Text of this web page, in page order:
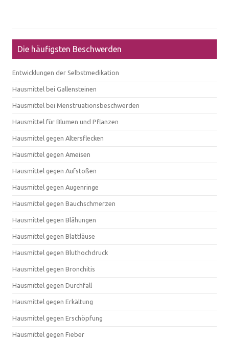
Die häufigsten Beschwerden
Entwicklungen der Selbstmedikation
Hausmittel bei Gallensteinen
Hausmittel bei Menstruationsbeschwerden
Hausmittel für Blumen und Pflanzen
Hausmittel gegen Altersflecken
Hausmittel gegen Ameisen
Hausmittel gegen Aufstoßen
Hausmittel gegen Augenringe
Hausmittel gegen Bauchschmerzen
Hausmittel gegen Blähungen
Hausmittel gegen Blattläuse
Hausmittel gegen Bluthochdruck
Hausmittel gegen Bronchitis
Hausmittel gegen Durchfall
Hausmittel gegen Erkältung
Hausmittel gegen Erschöpfung
Hausmittel gegen Fieber